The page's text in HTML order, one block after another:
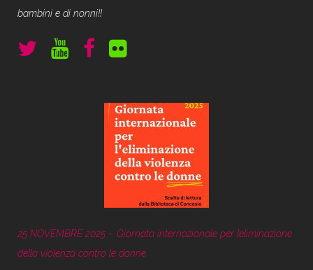
bambini e di nonni!!
25 NOVEMBRE 2025 – Giornata internazionale per l’eliminazione
della violenza contro le donne